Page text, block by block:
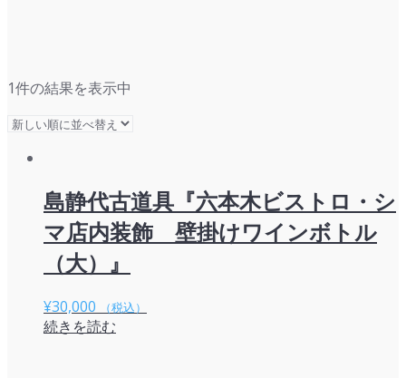
1件の結果を表示中
島静代古道具『六本木ビストロ・シ
マ店内装飾 壁掛けワインボトル
（大）』
¥30,000 （税込）
続きを読む